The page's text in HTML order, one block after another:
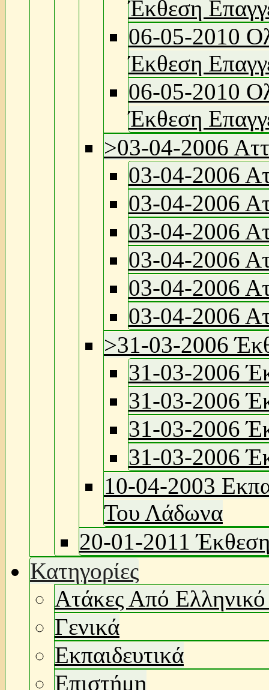
Έκθεση
06-05-2010
Έκθεση
06-05-2010
Έκθεση
>03-04-2006
03-04-2006
03-04-2006
03-04-2006
03-04-2006
03-04-2006
03-04-2006
>31-03-2006
31-03-2006
31-03-2006
31-03-2006
31-03-2006
10-04-2003
Του Λάδωνα
20-01-2011 Έκθεση
Κατηγορίες
Ατάκες Από
Γενικά
Εκπαιδευτικά
Επιστήμη